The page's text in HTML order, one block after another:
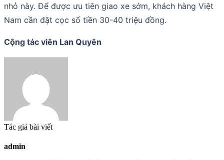
nhỏ này. Để được ưu tiên giao xe sớm, khách hàng Việt
Nam cần đặt cọc số tiền 30-40 triệu đồng.
Cộng tác viên Lan Quyên
Tác giả bài viết
admin